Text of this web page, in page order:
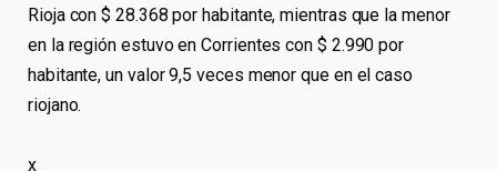
Rioja con $ 28.368 por habitante, mientras que la menor
en la región estuvo en Corrientes con $ 2.990 por
habitante, un valor 9,5 veces menor que en el caso
riojano.
x